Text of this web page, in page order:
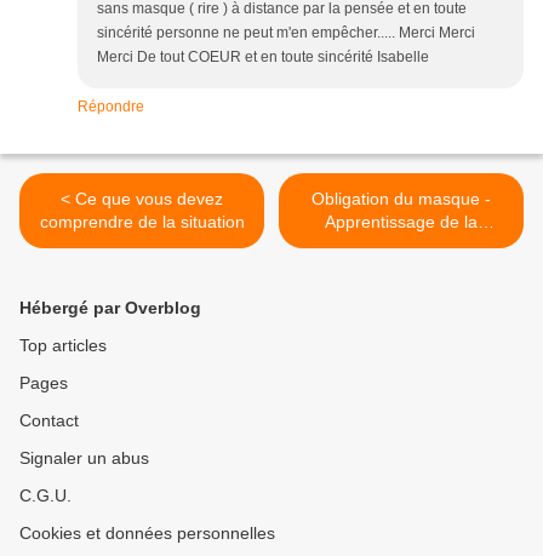
sans masque ( rire ) à distance par la pensée et en toute
sincérité personne ne peut m'en empêcher..... Merci Merci
Merci De tout COEUR et en toute sincérité Isabelle
Répondre
< Ce que vous devez
comprendre de la situation
Obligation du masque -
Apprentissage de la
soumission >
Hébergé par Overblog
Top articles
Pages
Contact
Signaler un abus
C.G.U.
Cookies et données personnelles